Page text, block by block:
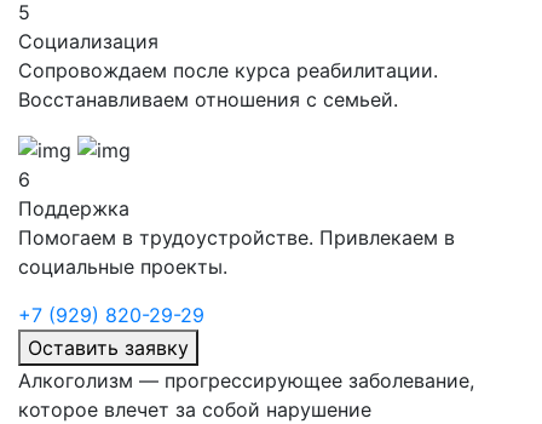
5
Социализация
Сопровождаем после курса реабилитации.
Восстанавливаем отношения с семьей.
6
Поддержка
Помогаем в трудоустройстве. Привлекаем в
социальные проекты.
+7 (929) 820-29-29
Оставить заявку
Алкоголизм — прогрессирующее заболевание,
которое влечет за собой нарушение